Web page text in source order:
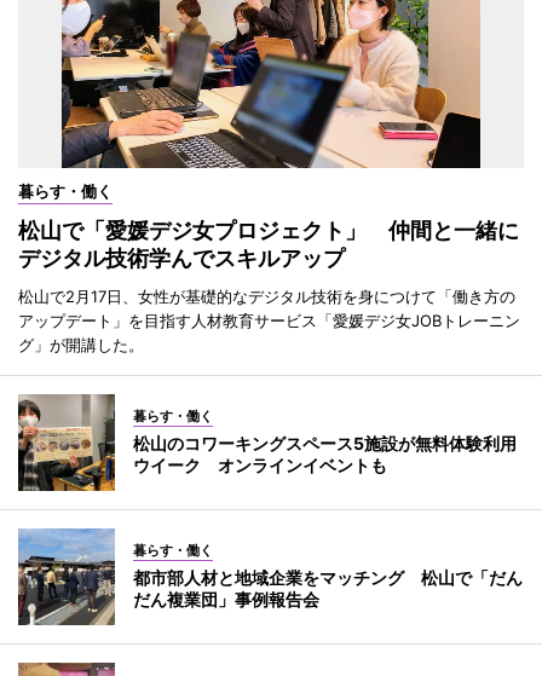
暮らす・働く
松山で「愛媛デジ女プロジェクト」 仲間と一緒に
デジタル技術学んでスキルアップ
松山で2月17日、女性が基礎的なデジタル技術を身につけて「働き方の
アップデート」を目指す人材教育サービス「愛媛デジ女JOBトレーニン
グ」が開講した。
暮らす・働く
松山のコワーキングスペース5施設が無料体験利用
ウイーク オンラインイベントも
暮らす・働く
都市部人材と地域企業をマッチング 松山で「だん
だん複業団」事例報告会